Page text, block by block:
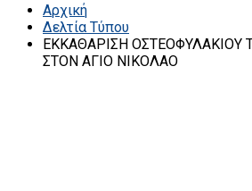
Αρχική
Δελτία Τύπου
ΕΚΚΑΘΑΡΙΣΗ ΟΣΤΕΟΦΥΛΑΚΙΟΥ
ΣΤΟΝ ΑΓΙΟ ΝΙΚΟΛΑΟ